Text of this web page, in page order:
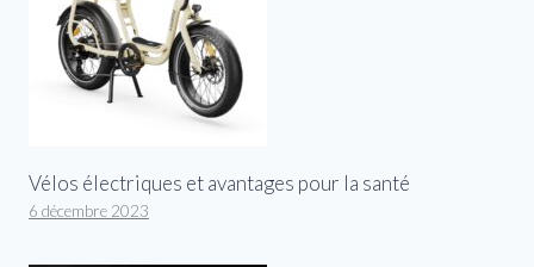
Vélos électriques et avantages pour la santé
6 décembre 2023